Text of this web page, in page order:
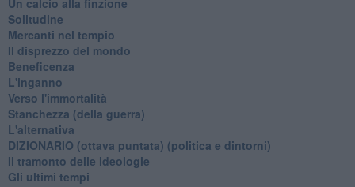
Solitudine
Mercanti nel tempio
Il disprezzo del mondo
Beneficenza
L'inganno
Verso l'immortalità
Stanchezza (della guerra)
L'alternativa
​DIZIONARIO (ottava puntata) (politica e dintorni)
Il tramonto delle ideologie
Gli ultimi tempi